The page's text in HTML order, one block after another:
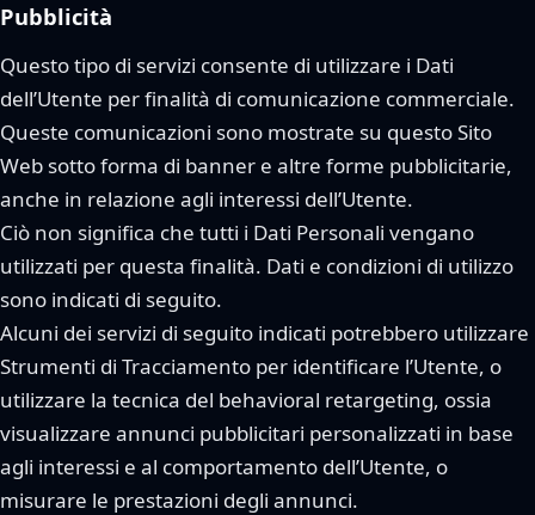
Pubblicità
Questo tipo di servizi consente di utilizzare i Dati
dell’Utente per finalità di comunicazione commerciale.
Queste comunicazioni sono mostrate su questo Sito
Web sotto forma di banner e altre forme pubblicitarie,
anche in relazione agli interessi dell’Utente.
Ciò non significa che tutti i Dati Personali vengano
utilizzati per questa finalità. Dati e condizioni di utilizzo
sono indicati di seguito.
Alcuni dei servizi di seguito indicati potrebbero utilizzare
Strumenti di Tracciamento per identificare l’Utente, o
utilizzare la tecnica del behavioral retargeting, ossia
visualizzare annunci pubblicitari personalizzati in base
agli interessi e al comportamento dell’Utente, o
misurare le prestazioni degli annunci.